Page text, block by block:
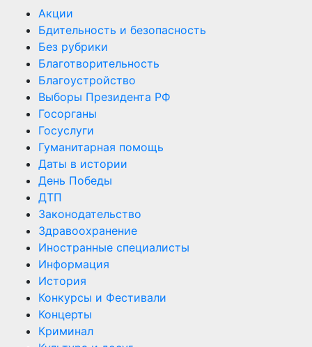
Акции
Бдительность и безопасность
Без рубрики
Благотворительность
Благоустройство
Выборы Президента РФ
Госорганы
Госуслуги
Гуманитарная помощь
Даты в истории
День Победы
ДТП
Законодательство
Здравоохранение
Иностранные специалисты
Информация
История
Конкурсы и Фестивали
Концерты
Криминал